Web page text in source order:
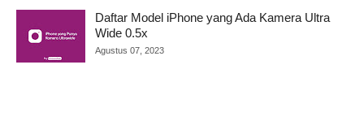
Daftar Model iPhone yang Ada Kamera Ultra
Wide 0.5x
Agustus 07, 2023